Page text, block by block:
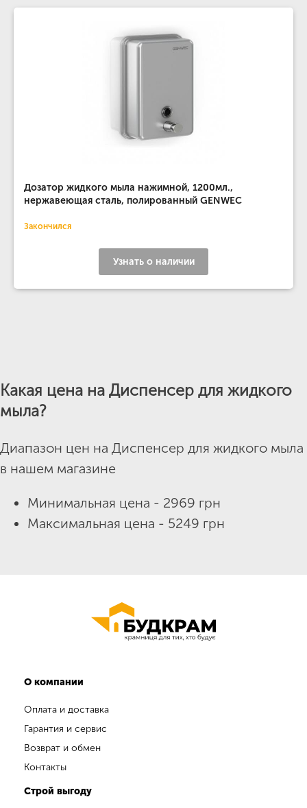
Дозатор жидкого мыла нажимной, 1200мл.,
нержавеющая сталь, полированный GENWEC
Закончился
Узнать о наличии
Какая цена на Диспенсер для жидкого
мыла?
Диапазон цен на Диспенсер для жидкого мыла
в нашем магазине
Минимальная цена - 2969 грн
Максимальная цена - 5249 грн
О компании
Оплата и доставка
Гарантия и сервис
Возврат и обмен
Контакты
Строй выгоду